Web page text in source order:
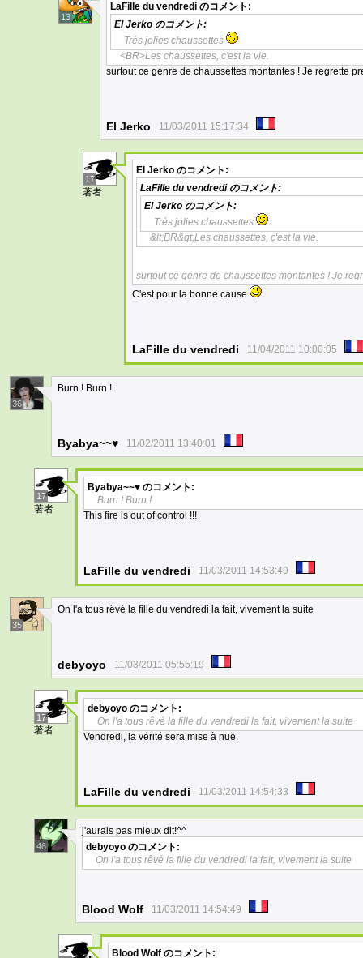
13
LaFille du vendredi のコメント:
El Jerko のコメント:
Trés jolies chaussettes
<BR>Les chaussettes, c'est la vie.
surtout ce genre de chaussettes montantes ! Je regrette
El Jerko 11/03/2011 15:17:34
17
著者
El Jerko のコメント:
LaFille du vendrediのコメント:
El Jerko のコメント:
Trés jolies chaussettes
&lt;BR&gt;Les chaussettes, c'est la vie.
surtout ce genre de chaussettes montantes ! Je
C'est pour la bonne cause
LaFille du vendredi 11/04/2011 10:00:05
36
Burn ! Burn !
Byabya~~♥ 11/02/2011 13:40:01
17
著者
Byabya~~♥ のコメント:
Burn ! Burn !
This fire is out of control !!!
LaFille du vendredi 11/03/2011 14:53:49
35
On l'a tous rêvé la fille du vendredi la fait, vivement la suite
debyoyo 11/03/2011 05:55:19
17
著者
debyoyo のコメント:
On l'a tous rêvé la fille du vendredi la fait, vivement la suite
Vendredi, la vérité sera mise à nue.
LaFille du vendredi 11/03/2011 14:54:33
46
j'aurais pas mieux dit!^^
debyoyo のコメント:
On l'a tous rêvé la fille du vendredi la fait, vivement la suite
Blood Wolf 11/03/2011 14:54:49
Blood Wolf のコメント: